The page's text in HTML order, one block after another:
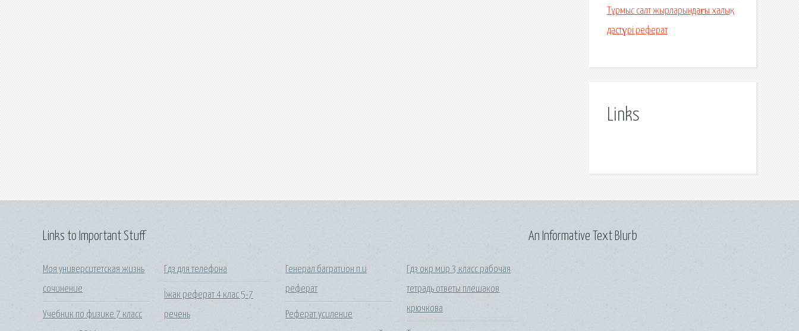
Тұрмыс салт жырларындағы халық
дәстүрі реферат
Links
Links to Important Stuff
Моя университетская жизнь
сочинение
Учебник по физике 7 класс
Гдз для телефона
Їжак реферат 4 клас 5-7
речень
Генерал багратион п.и
реферат
Реферат усиление
Гдз окр мир 3 класс рабочая
тетрадь ответы плешаков
крючкова
An Informative Text Blurb